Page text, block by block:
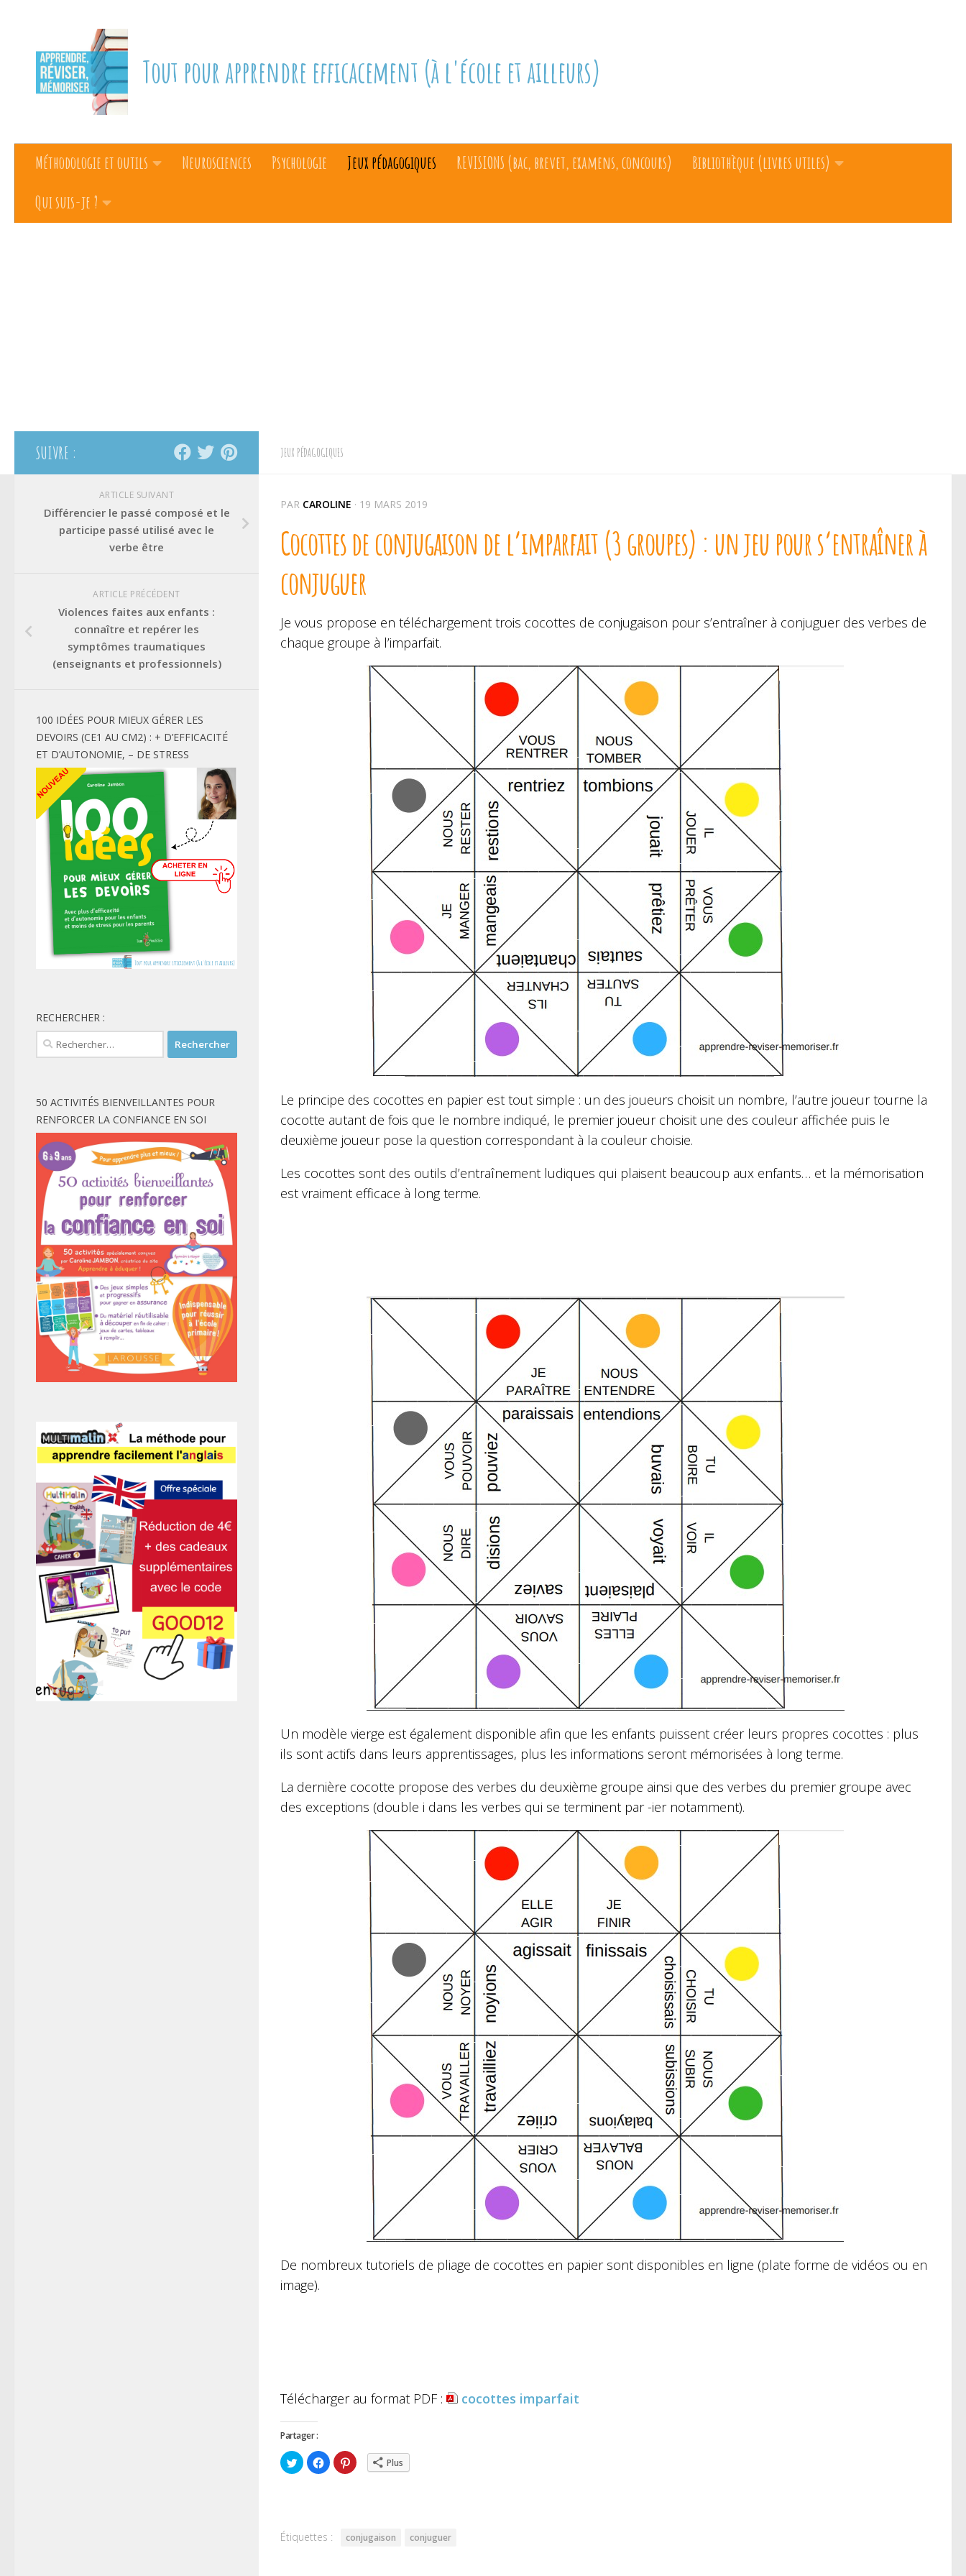
Tout pour apprendre efficacement (à l'école et ailleurs)
Méthodologie et outils Neurosciences Psychologie Jeux pédagogiques REVISIONS (bac, brevet, examens, concours)
Bibliothèque (livres utiles)
Qui suis-je ?
JEUX PÉDAGOGIQUES
PAR CAROLINE · 19 MARS 2019
Cocottes de conjugaison de l’imparfait (3 groupes) : un jeu pour s’entraîner à
conjuguer
Je vous propose en téléchargement trois cocottes de conjugaison pour s’entraîner à conjuguer des verbes de
chaque groupe à l’imparfait.
Le principe des cocottes en papier est tout simple : un des joueurs choisit un nombre, l’autre joueur tourne la
cocotte autant de fois que le nombre indiqué, le premier joueur choisit une des couleur affichée puis le
deuxième joueur pose la question correspondant à la couleur choisie.
Les cocottes sont des outils d’entraînement ludiques qui plaisent beaucoup aux enfants… et la mémorisation
est vraiment efficace à long terme.
Un modèle vierge est également disponible afin que les enfants puissent créer leurs propres cocottes : plus
ils sont actifs dans leurs apprentissages, plus les informations seront mémorisées à long terme.
La dernière cocotte propose des verbes du deuxième groupe ainsi que des verbes du premier groupe avec
des exceptions (double i dans les verbes qui se terminent par -ier notamment).
De nombreux tutoriels de pliage de cocottes en papier sont disponibles en ligne (plate forme de vidéos ou en
image).
Télécharger au format PDF : cocottes imparfait
Partager :
Cliquez
pour
partager
Cliquez
pour
partager
Cliquez
pour Plus
Étiquettes : conjugaison conjuguer
SUIVRE :
ARTICLE SUIVANT
Différencier le passé composé et le
participe passé utilisé avec le
verbe être
ARTICLE PRÉCÉDENT
Violences faites aux enfants :
connaître et repérer les
symptômes traumatiques
(enseignants et professionnels)
100 IDÉES POUR MIEUX GÉRER LES
DEVOIRS (CE1 AU CM2) : + D’EFFICACITÉ
ET D’AUTONOMIE, – DE STRESS
RECHERCHER :
Rechercher :
50 ACTIVITÉS BIENVEILLANTES POUR
RENFORCER LA CONFIANCE EN SOI